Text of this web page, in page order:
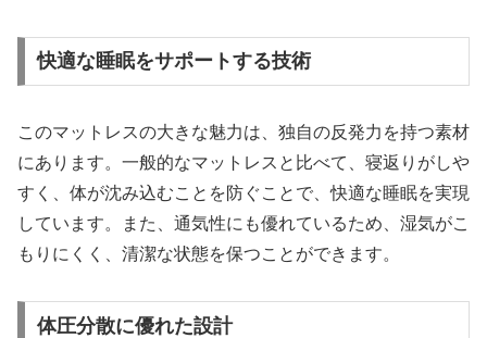
快適な睡眠をサポートする技術
このマットレスの大きな魅力は、独自の反発力を持つ素材
にあります。一般的なマットレスと比べて、寝返りがしや
すく、体が沈み込むことを防ぐことで、快適な睡眠を実現
しています。また、通気性にも優れているため、湿気がこ
もりにくく、清潔な状態を保つことができます。
体圧分散に優れた設計